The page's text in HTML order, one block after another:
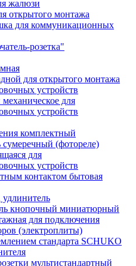
жалюзи
открытого монтажа
для коммуникационных
розетка"
для открытого монтажа
устройств
для
устройств
комплектный
(фотореле)
для
устройств
контактом бытовая
удлинитель
кнопочный миниатюрный
для подключения
(электроплиты)
стандарта SCHUKO
мультистандартный